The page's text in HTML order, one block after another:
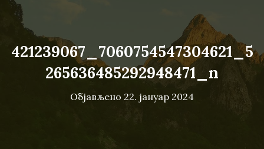
421239067_7060754547304621_5
265636485292948471_n
Објављено 22. јануар 2024